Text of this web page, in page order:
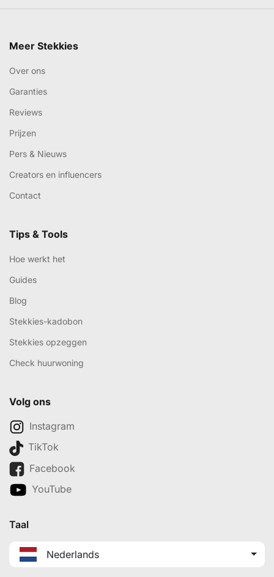
Meer Stekkies
Over ons
Garanties
Reviews
Prijzen
Pers & Nieuws
Creators en influencers
Contact
Tips & Tools
Hoe werkt het
Guides
Blog
Stekkies-kadobon
Stekkies opzeggen
Check huurwoning
Volg ons
Instagram
TikTok
Facebook
YouTube
Taal
Nederlands